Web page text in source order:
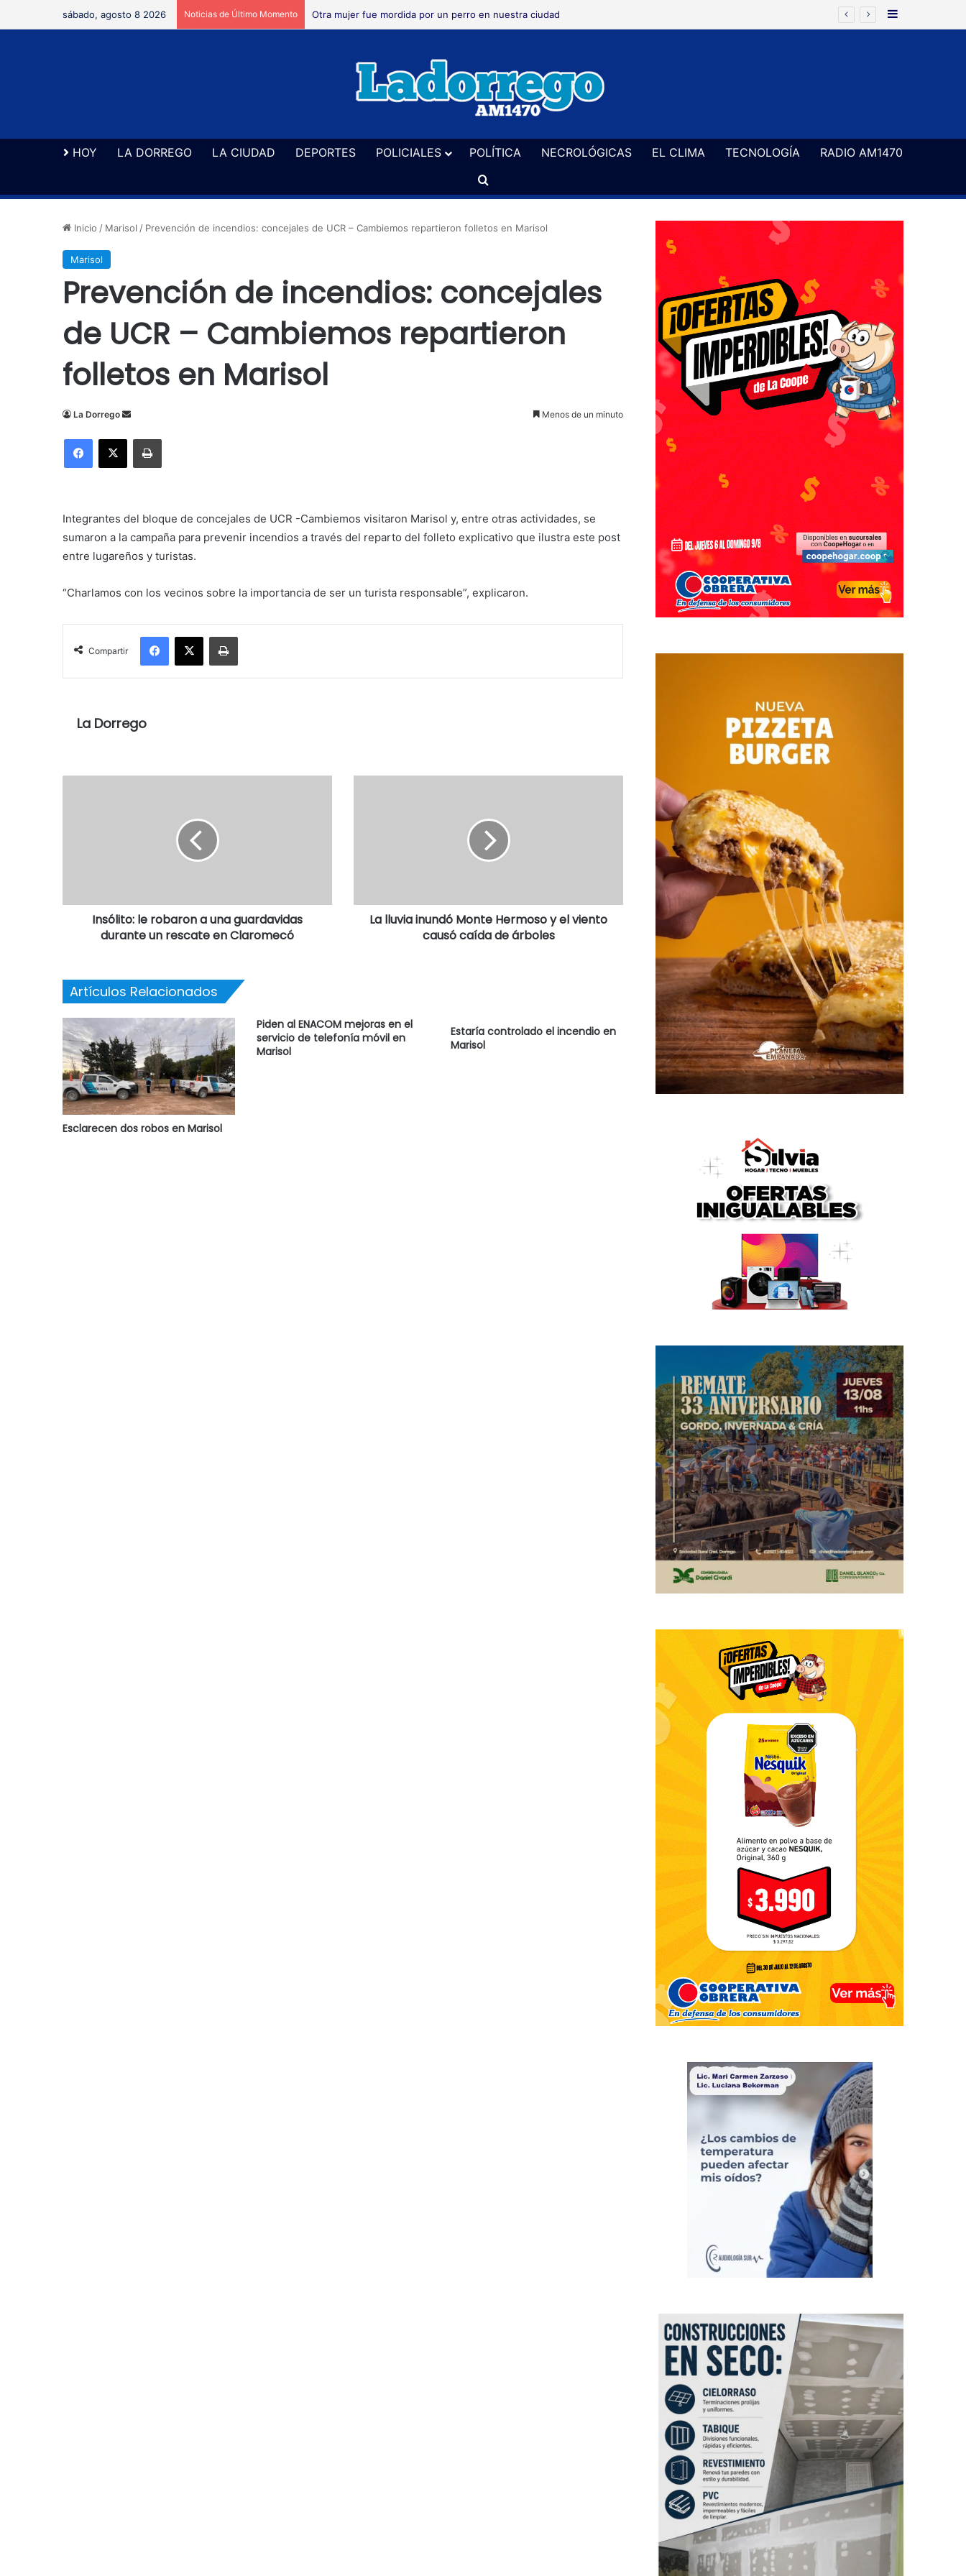
sábado, agosto 8 2026 Noticias de Último Momento Otra mujer fue mordida por un perro en nuestra ciudad Barra Lateral
HOY LA DORREGO LA CIUDAD DEPORTES POLICIALES POLÍTICA NECROLÓGICAS EL CLIMA TECNOLOGÍA
RADIO AM1470
Buscar
Inicio / Marisol / Prevención de incendios: concejales de UCR – Cambiemos repartieron folletos en Marisol
Marisol
Prevención de incendios: concejales
de UCR – Cambiemos repartieron
folletos en Marisol
La Dorrego
Send
email
Menos de un minuto
Facebook
X Imprimir
Integrantes del bloque de concejales de UCR -Cambiemos visitaron Marisol y, entre otras actividades, se
sumaron a la campaña para prevenir incendios a través del reparto del folleto explicativo que ilustra este post
entre lugareños y turistas.
“Charlamos con los vecinos sobre la importancia de ser un turista responsable”, explicaron.
Compartir
Facebook
X Imprimir
La Dorrego
Insólito: le robaron a una guardavidas
durante un rescate en Claromecó
La lluvia inundó Monte Hermoso y el viento
causó caída de árboles
Artículos Relacionados
Esclarecen dos robos en Marisol
Piden al ENACOM mejoras en el
servicio de telefonía móvil en
Marisol
Estaría controlado el incendio en
Marisol